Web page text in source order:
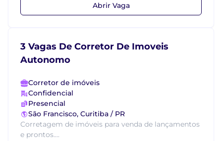
Abrir Vaga
3 Vagas De Corretor De Imoveis
Autonomo
Corretor de imóveis
Confidencial
Presencial
São Francisco, Curitiba / PR
Corretagem de imóveis para venda de lançamentos
e prontos....